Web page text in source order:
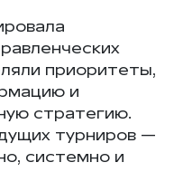
приоритеты,
и
стратегию.
турниров —
системно и